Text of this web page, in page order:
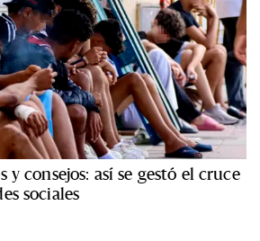
y consejos: así se gestó el cruce
sociales